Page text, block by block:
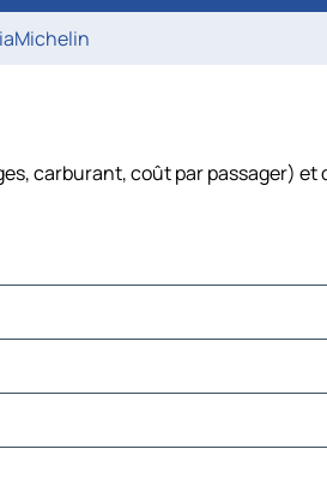
carburant, coût par passager)